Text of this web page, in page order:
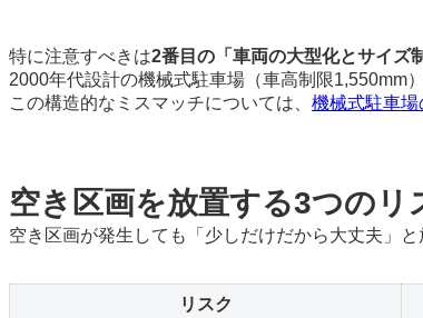
特に注意すべきは2番目の「車両の大型化とサイズ
2000年代設計の機械式駐車場（車高制限1,550mm）
この構造的なミスマッチについては、 機械式駐車
空き区画を放置する3つのリ
空き区画が発生しても「少しだけだから大丈夫」
リスク